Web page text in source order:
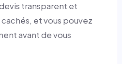
transparent et
et vous pouvez
avant de vous